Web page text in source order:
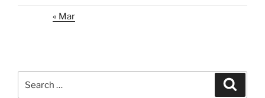
« Mar
for: